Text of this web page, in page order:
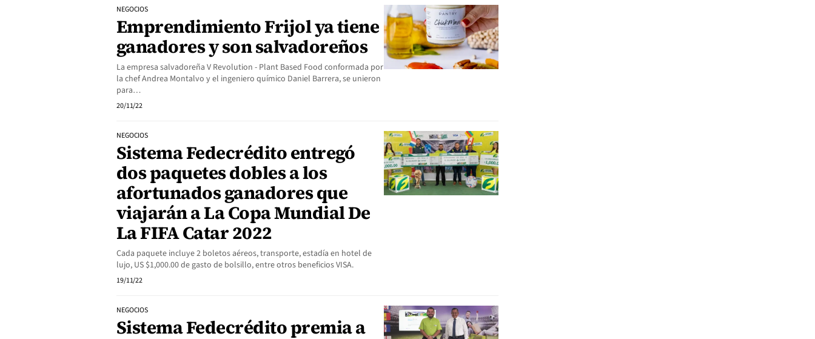
NEGOCIOS
Emprendimiento Frijol ya tiene
ganadores y son salvadoreños
La empresa salvadoreña V Revolution - Plant Based Food conformada por
la chef Andrea Montalvo y el ingeniero químico Daniel Barrera, se unieron
para…
20/11/22
NEGOCIOS
Sistema Fedecrédito entregó
dos paquetes dobles a los
afortunados ganadores que
viajarán a La Copa Mundial De
La FIFA Catar 2022
Cada paquete incluye 2 boletos aéreos, transporte, estadía en hotel de
lujo, US $1,000.00 de gasto de bolsillo, entre otros beneficios VISA.
19/11/22
NEGOCIOS
Sistema Fedecrédito premia a